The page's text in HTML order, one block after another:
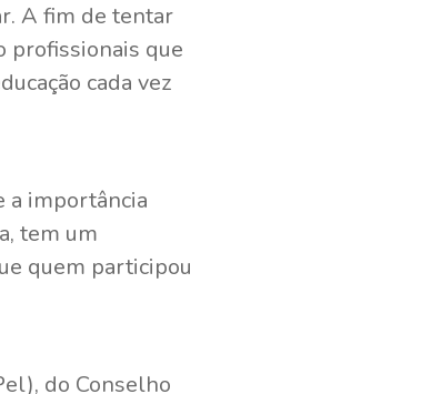
A fim de tentar
profissionais que
cada vez
a importância
tem um
quem participou
do Conselho